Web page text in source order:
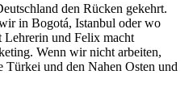
den Rücken gekehrt.
in Bogotá, Istanbul oder wo
Lehrerin und Felix macht
Wenn wir nicht arbeiten,
und den Nahen Osten und